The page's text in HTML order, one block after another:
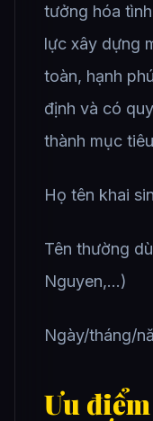
tưởng hóa
lực xây dựng
toàn, hạnh
định và có
thành mục
Họ tên khai
Tên thường
Nguyen,…)
Ngày/tháng/
Ưu